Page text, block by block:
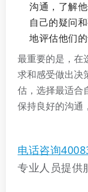
沟通，了解
自己的疑问
地评估他们
最重要的是，在
求和感受做出决
估，选择最适合
保持良好的沟通
电话咨询
专业人员提供